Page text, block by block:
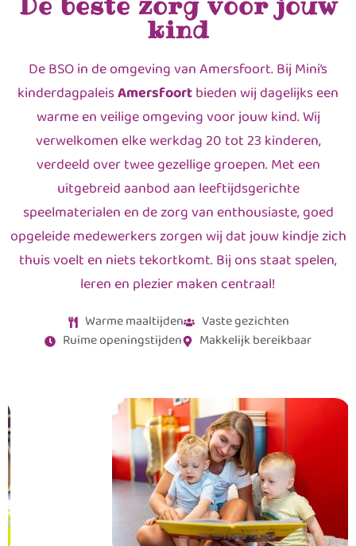
kind
De BSO in de omgeving van Amersfoort. Bij Mini’s
kinderdagpaleisAmersfoortbieden wij dagelijks een
warme en veilige omgeving voor jouw kind. Wij
verwelkomen elke werkdag 20 tot 23 kinderen,
verdeeld over twee gezellige groepen. Met een
uitgebreid aanbod aan leeftijdsgerichte
speelmaterialen en de zorg van enthousiaste, goed
opgeleide medewerkers zorgen wij dat jouw kindje zich
thuis voelt en niets tekortkomt. Bij ons staat spelen,
leren en plezier maken centraal!
Warme maaltijden
Vaste gezichten
Ruime openingstijden
Makkelijk bereikbaar